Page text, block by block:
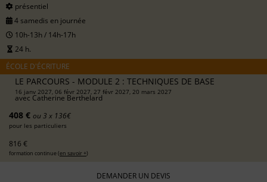
présentiel
4 samedis en journée
10h-13h / 14h-17h
24 h.
ÉCOLE D'ÉCRITURE
LE PARCOURS - MODULE 2 : TECHNIQUES DE BASE
16 janv 2027, 06 févr 2027, 27 févr 2027, 20 mars 2027
avec Catherine Berthelard
408 € ou 3 x 136€
pour les particuliers
816 €
formation continue (en savoir +)
DEMANDER UN DEVIS